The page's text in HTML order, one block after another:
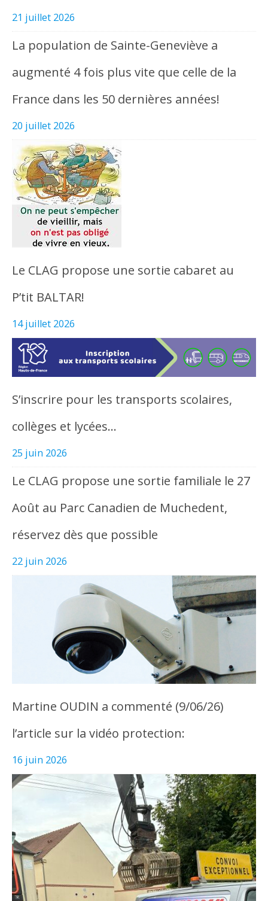
21 juillet 2026
La population de Sainte-Geneviève a
augmenté 4 fois plus vite que celle de la
France dans les 50 dernières années!
20 juillet 2026
Le CLAG propose une sortie cabaret au
P’tit BALTAR!
14 juillet 2026
S’inscrire pour les transports scolaires,
collèges et lycées…
25 juin 2026
Le CLAG propose une sortie familiale le 27
Août au Parc Canadien de Muchedent,
réservez dès que possible
22 juin 2026
Martine OUDIN a commenté (9/06/26)
l’article sur la vidéo protection:
16 juin 2026